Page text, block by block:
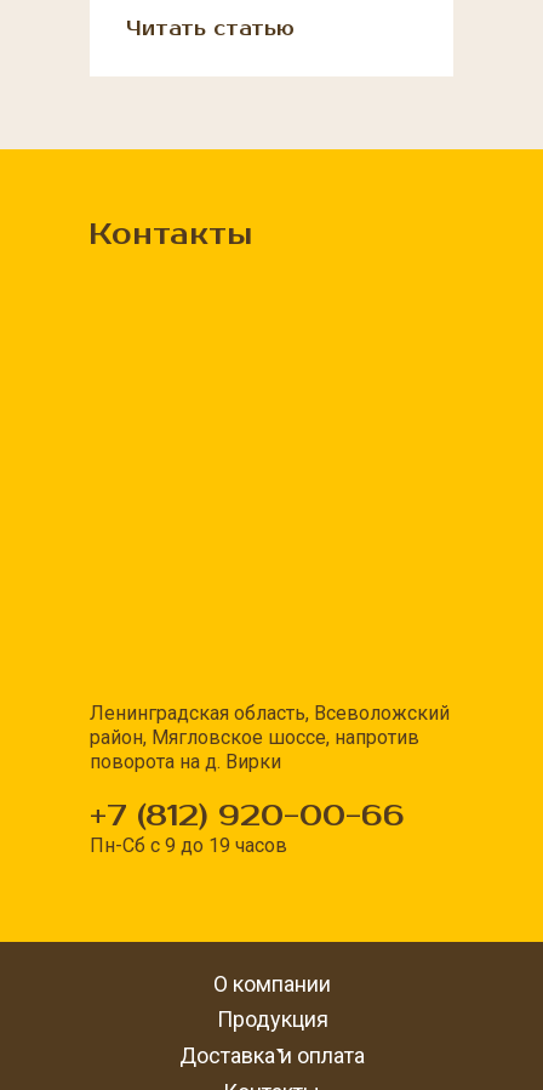
Читать статью
Ленинградская область, Всеволожский
район, Мягловское шоссе, напротив
поворота на д. Вирки
+7 (812) 920-00-66
Пн-Сб с 9 до 19 часов
Контакты
О компании
Продукция
Доставка и оплата